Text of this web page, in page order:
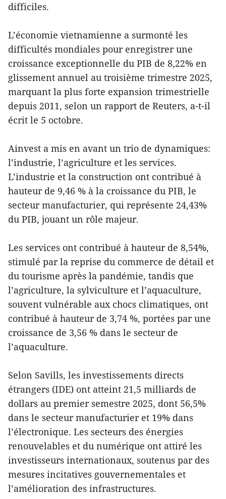
difficiles.
L’économie vietnamienne a surmonté les
difficultés mondiales pour enregistrer une
croissance exceptionnelle du PIB de 8,22% en
glissement annuel au troisième trimestre 2025,
marquant la plus forte expansion trimestrielle
depuis 2011, selon un rapport de Reuters, a-t-il
écrit le 5 octobre.
Ainvest a mis en avant un trio de dynamiques:
l’industrie, l’agriculture et les services.
L’industrie et la construction ont contribué à
hauteur de 9,46 % à la croissance du PIB, le
secteur manufacturier, qui représente 24,43%
du PIB, jouant un rôle majeur.
Les services ont contribué à hauteur de 8,54%,
stimulé par la reprise du commerce de détail et
du tourisme après la pandémie, tandis que
l’agriculture, la sylviculture et l’aquaculture,
souvent vulnérable aux chocs climatiques, ont
contribué à hauteur de 3,74 %, portées par une
croissance de 3,56 % dans le secteur de
l’aquaculture.
Selon Savills, les investissements directs
étrangers (IDE) ont atteint 21,5 milliards de
dollars au premier semestre 2025, dont 56,5%
dans le secteur manufacturier et 19% dans
l’électronique. Les secteurs des énergies
renouvelables et du numérique ont attiré les
investisseurs internationaux, soutenus par des
mesures incitatives gouvernementales et
l’amélioration des infrastructures.